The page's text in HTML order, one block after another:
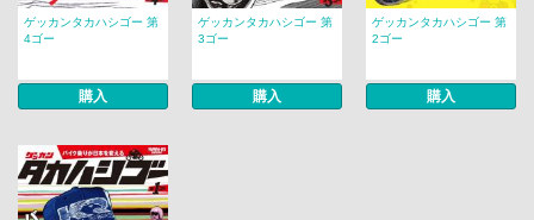
ゲッカンタカハシゴー 第
4ゴー
購入
ゲッカンタカハシゴー 第
3ゴー
購入
ゲッカンタカハシゴー 第
2ゴー
購入